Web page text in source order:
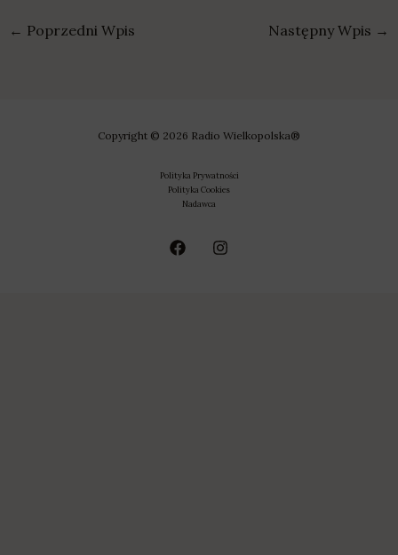
← Poprzedni Wpis Następny Wpis →
Copyright © 2026 Radio Wielkopolska®
Polityka Prywatności
Polityka Cookies
Nadawca